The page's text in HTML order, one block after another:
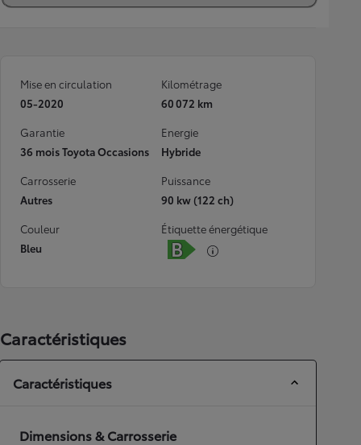
Mise en circulation
05-2020
Kilométrage
60 072 km
Garantie
36 mois Toyota Occasions
Energie
Hybride
Carrosserie
Autres
Puissance
90 kw (122 ch)
Couleur
Bleu
Étiquette énergétique
Caractéristiques
Caractéristiques
Dimensions & Carrosserie